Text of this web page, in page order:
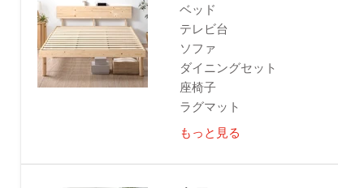
ベッド
テレビ台
ソファ
ダイニングセット
座椅子
ラグマット
もっと見る